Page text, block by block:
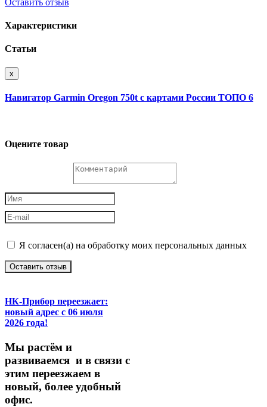
Характеристики
Статьи
x
Навигатор Garmin Oregon 750t с картами России ТОПО 6
Оцените товар
Я согласен(а) на обработку моих персональных данных
Оставить отзыв
НК-Прибор переезжает:
новый адрес с 06 июля
2026 года!
Мы растём и
развиваемся и в связи с
этим переезжаем в
новый, более удобный
офис.